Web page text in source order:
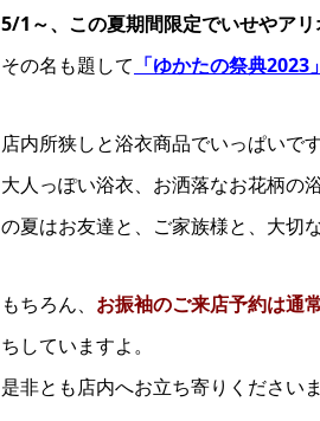
5/1～、この夏期間限定でいせやア
その名も題して 「ゆかたの祭典2023」
店内所狭しと浴衣商品でいっぱいで
大人っぽい浴衣、お洒落なお花柄の
の夏はお友達と、ご家族様と、大切
もちろん、 お振袖のご来店予約は通
ちしていますよ。
是非とも店内へお立ち寄りください